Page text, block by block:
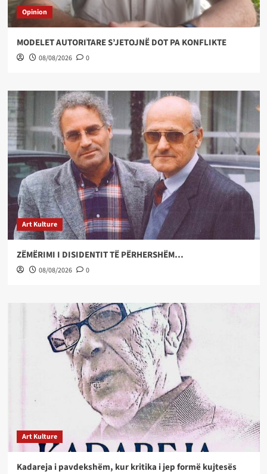
Opinion
MODELET AUTORITARE S’JETOJNË DOT PA KONFLIKTE
08/08/2026 0
Art Kulture
ZËMËRIMI I DISIDENTIT TË PËRHERSHËM…
08/08/2026 0
Art Kulture
Kadareja i pavdekshëm, kur kritika i jep formë kujtesës